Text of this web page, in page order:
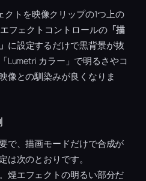
クトを映像クリップの1つ上の
フェクトコントロールの「描
に設定するだけで黒背景が抜
Lumetri カラー」で明るさやコ
像との馴染みが良くなりま
で、描画モードだけで合成が
は次のとおりです。
煙エフェクトの明るい部分だ